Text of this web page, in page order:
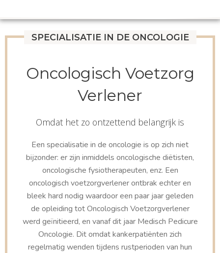
SPECIALISATIE IN DE ONCOLOGIE
Oncologisch Voetzorg
Verlener
Omdat het zo ontzettend belangrijk is
Een specialisatie in de oncologie is op zich niet
bijzonder: er zijn inmiddels oncologische diëtisten,
oncologische fysiotherapeuten, enz. Een
oncologisch voetzorgverlener ontbrak echter en
bleek hard nodig waardoor een paar jaar geleden
de opleiding tot Oncologisch Voetzorgverlener
werd geïnitieerd, en vanaf dit jaar Medisch Pedicure
Oncologie. Dit omdat kankerpatiënten zich
regelmatig wenden tijdens rustperioden van hun